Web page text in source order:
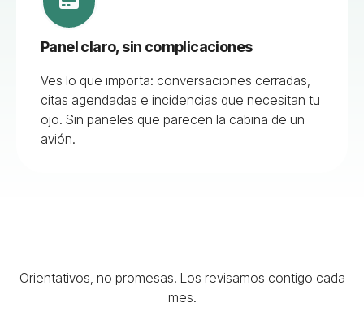
Panel claro, sin complicaciones
Ves lo que importa: conversaciones cerradas,
citas agendadas e incidencias que necesitan tu
ojo. Sin paneles que parecen la cabina de un
avión.
Orientativos, no promesas. Los revisamos contigo cada
mes.